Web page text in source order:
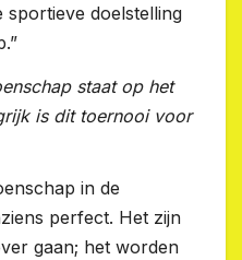
sportieve doelstelling
staat op het
is dit toernooi voor
in de
perfect. Het zijn
gaan; het worden